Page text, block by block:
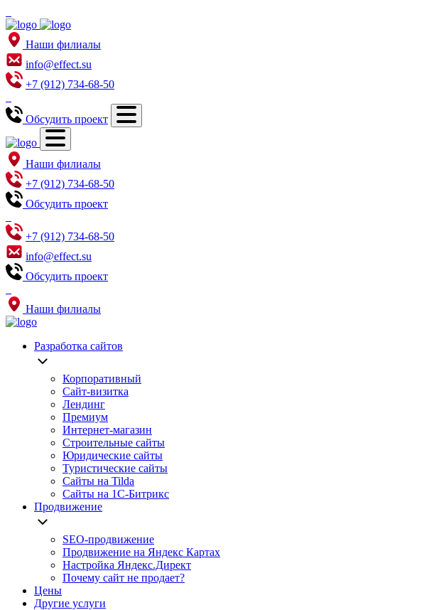
Наши филиалы
info@effect.su
+7 (912) 734-68-50
Обсудить проект
Наши филиалы
+7 (912) 734-68-50
Обсудить проект
+7 (912) 734-68-50
info@effect.su
Обсудить проект
Наши филиалы
Разработка сайтов
Корпоративный
Сайт-визитка
Лендинг
Премиум
Интернет-магазин
Строительные сайты
Юридические сайты
Туристические сайты
Сайты на Tilda
Сайты на 1С-Битрикс
Продвижение
SEO-продвижение
Продвижение на Яндекс Картах
Настройка Яндекс.Директ
Почему сайт не продает?
Цены
Другие услуги